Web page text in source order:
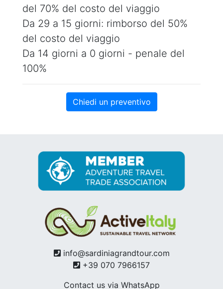
del 70% del costo del viaggio
Da 29 a 15 giorni: rimborso del 50%
del costo del viaggio
Da 14 giorni a 0 giorni - penale del
100%
Chiedi un preventivo
info@sardiniagrandtour.com
+39 070 7966157
Contact us via WhatsApp